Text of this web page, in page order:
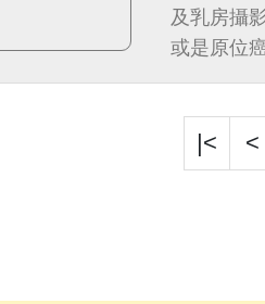
及乳房攝
或是原位
|< <